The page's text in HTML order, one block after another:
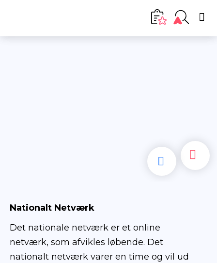
Nationalt Netværk
Det nationale netværk er et online
netværk, som afvikles løbende. Det
nationalt netværk varer en time og vil ud